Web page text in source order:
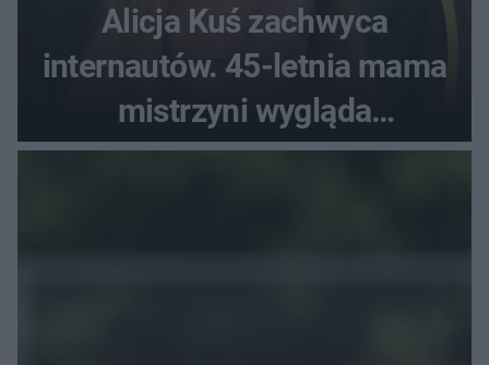
Alicja Kuś zachwyca
internautów. 45-letnia mama
mistrzyni wygląda
zjawiskowo